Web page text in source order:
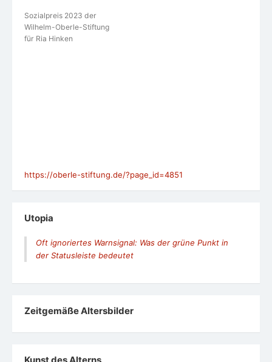
Sozialpreis 2023 der
Wilhelm-Oberle-Stiftung
für Ria Hinken
https://oberle-stiftung.de/?page_id=4851
Utopia
Oft ignoriertes Warnsignal: Was der grüne Punkt in
der Statusleiste bedeutet
Zeit­ge­mäße Alters­bil­der